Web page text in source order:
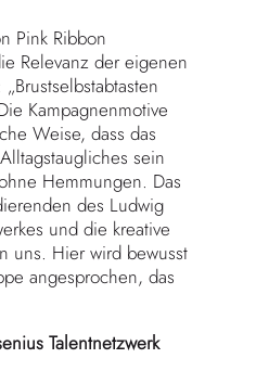
Pink Ribbon
Relevanz der eigenen
Kampagnenmotive
Weise, dass das
sein
Hemmungen. Das
des Ludwig
und die kreative
uns. Hier wird bewusst
angesprochen, das
Talentnetzwerk